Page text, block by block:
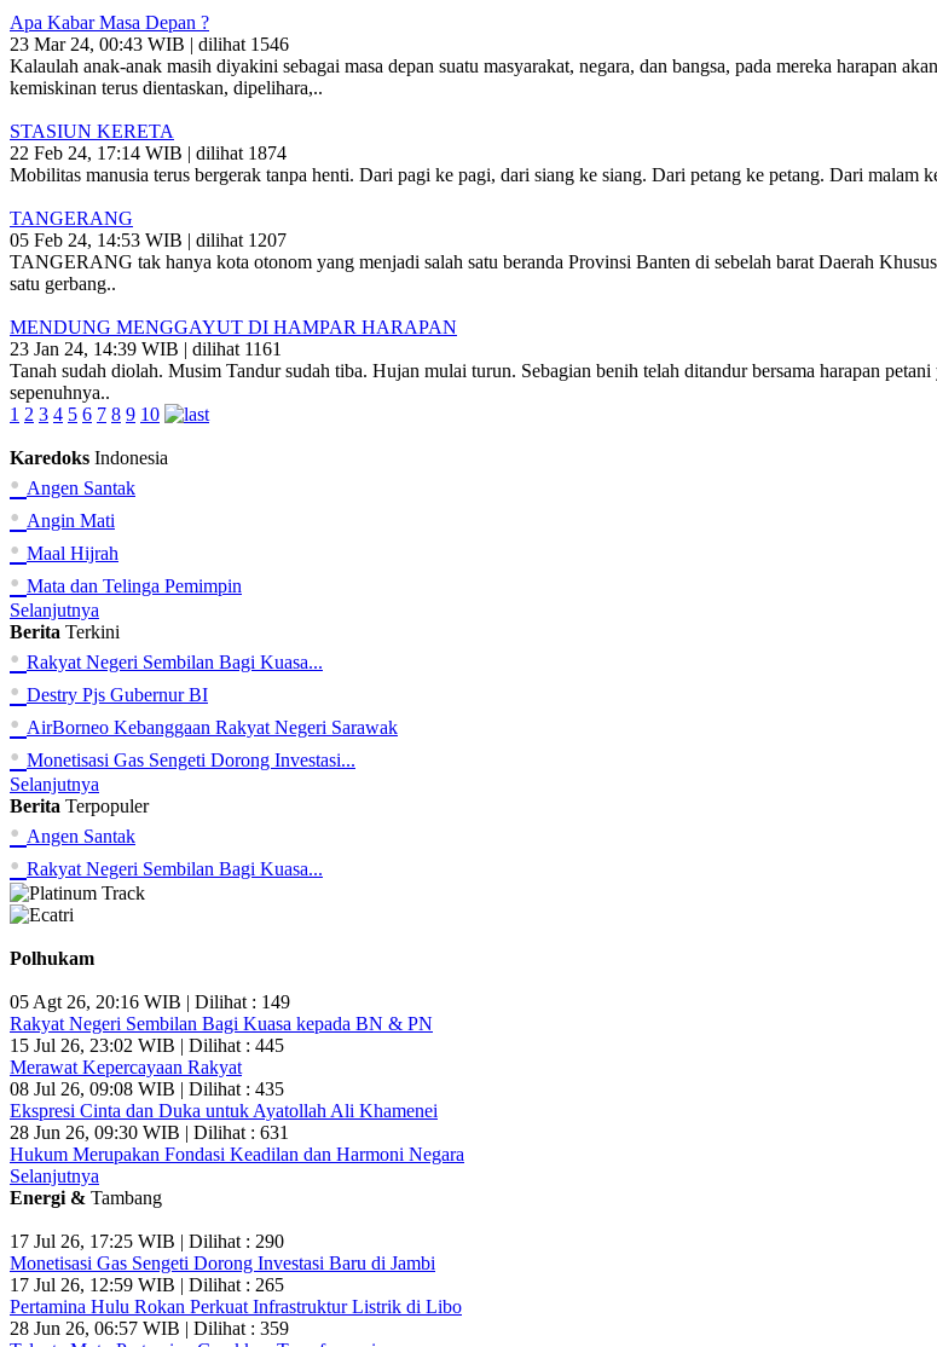
Apa Kabar Masa Depan ?
23 Mar 24, 00:43 WIB | dilihat 1546
Kalaulah anak-anak masih diyakini sebagai masa depan suatu masyarakat, negara, dan bangsa, pada mereka harapan
kemiskinan terus dientaskan, dipelihara,..
STASIUN KERETA
22 Feb 24, 17:14 WIB | dilihat 1874
Mobilitas manusia terus bergerak tanpa henti. Dari pagi ke pagi, dari siang ke siang. Dari petang ke petang. Dari
TANGERANG
05 Feb 24, 14:53 WIB | dilihat 1207
TANGERANG tak hanya kota otonom yang menjadi salah satu beranda Provinsi Banten di sebelah barat Daerah
satu gerbang..
MENDUNG MENGGAYUT DI HAMPAR HARAPAN
23 Jan 24, 14:39 WIB | dilihat 1161
Tanah sudah diolah. Musim Tandur sudah tiba. Hujan mulai turun. Sebagian benih telah ditandur bersama harapan
sepenuhnya..
1 2 3 4 5 6 7 8 9 10
Karedoks Indonesia
• Angen Santak
• Angin Mati
• Maal Hijrah
• Mata dan Telinga Pemimpin
Selanjutnya
Berita Terkini
• Rakyat Negeri Sembilan Bagi Kuasa...
• Destry Pjs Gubernur BI
• AirBorneo Kebanggaan Rakyat Negeri Sarawak
• Monetisasi Gas Sengeti Dorong Investasi...
Selanjutnya
Berita Terpopuler
• Angen Santak
• Rakyat Negeri Sembilan Bagi Kuasa...
Polhukam
05 Agt 26, 20:16 WIB | Dilihat : 149
Rakyat Negeri Sembilan Bagi Kuasa kepada BN & PN
15 Jul 26, 23:02 WIB | Dilihat : 445
Merawat Kepercayaan Rakyat
08 Jul 26, 09:08 WIB | Dilihat : 435
Ekspresi Cinta dan Duka untuk Ayatollah Ali Khamenei
28 Jun 26, 09:30 WIB | Dilihat : 631
Hukum Merupakan Fondasi Keadilan dan Harmoni Negara
Selanjutnya
Energi & Tambang
17 Jul 26, 17:25 WIB | Dilihat : 290
Monetisasi Gas Sengeti Dorong Investasi Baru di Jambi
17 Jul 26, 12:59 WIB | Dilihat : 265
Pertamina Hulu Rokan Perkuat Infrastruktur Listrik di Libo
28 Jun 26, 06:57 WIB | Dilihat : 359